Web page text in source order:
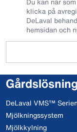
klicka på
DeLaval
hemsidan och
DeLaval VMS™
Mjölkningssystem
Mjölkkylning